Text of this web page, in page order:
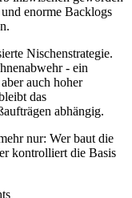
enorme Backlogs
Nischenstrategie.
- ein
auch hoher
das
abhängig.
nur: Wer baut die
kontrolliert die Basis